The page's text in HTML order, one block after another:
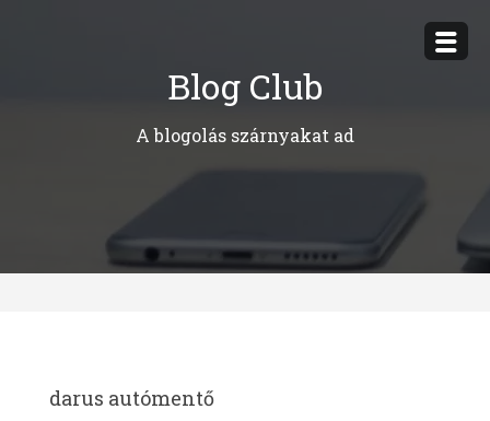
Blog Club
A blogolás szárnyakat ad
darus autómentő